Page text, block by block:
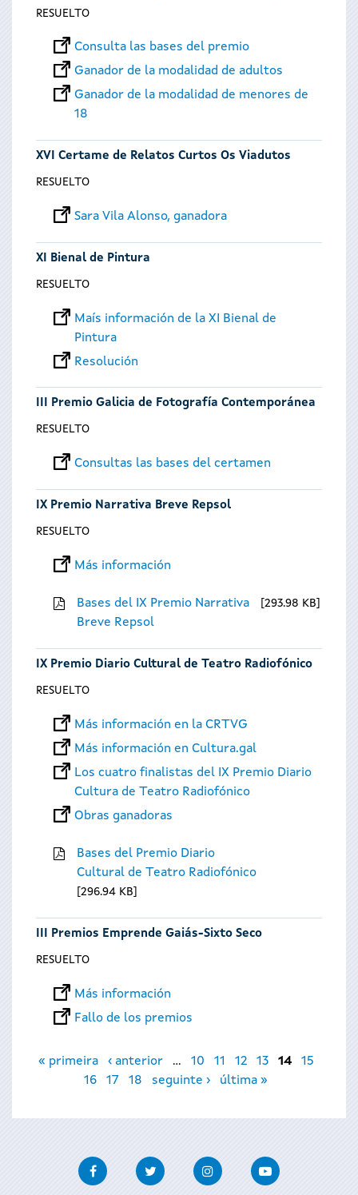
RESUELTO
Consulta las bases del premio
Ganador de la modalidad de adultos
Ganador de la modalidad de menores de
18
XVI Certame de Relatos Curtos Os Viadutos
RESUELTO
Sara Vila Alonso, ganadora
XI Bienal de Pintura
RESUELTO
Maís información de la XI Bienal de
Pintura
Resolución
III Premio Galicia de Fotografía Contemporánea
RESUELTO
Consultas las bases del certamen
IX Premio Narrativa Breve Repsol
RESUELTO
Más información
Bases del IX Premio Narrativa
Breve Repsol
293.98 KB
IX Premio Diario Cultural de Teatro Radiofónico
RESUELTO
Más información en la CRTVG
Más información en Cultura.gal
Los cuatro finalistas del IX Premio Diario
Cultura de Teatro Radiofónico
Obras ganadoras
Bases del Premio Diario
Cultural de Teatro Radiofónico
296.94 KB
III Premios Emprende Gaiás-Sixto Seco
RESUELTO
Más información
Fallo de los premios
Páginas
« primeira ‹ anterior … 10 11 12 13 14
15
16
17 18 seguinte › última »
FacebookTwitter InstagramYoutube